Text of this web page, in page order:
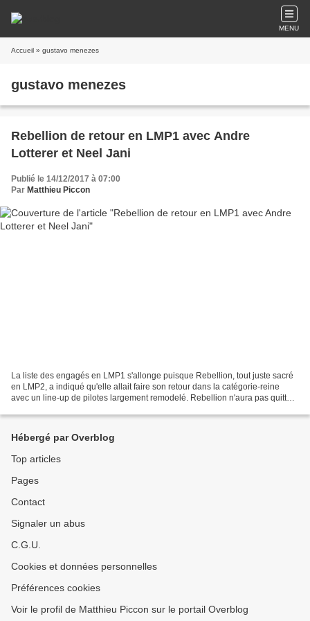
MENU
Accueil » gustavo menezes
gustavo menezes
Rebellion de retour en LMP1 avec Andre
Lotterer et Neel Jani
Publié le 14/12/2017 à 07:00
Par Matthieu Piccon
La liste des engagés en LMP1 s'allonge puisque Rebellion, tout juste sacré
en LMP2, a indiqué qu'elle allait faire son retour dans la catégorie-reine
avec un line-up de pilotes largement remodelé. Rebellion n'aura pas quitté
Hébergé par Overblog
Top articles
Pages
Contact
Signaler un abus
C.G.U.
Cookies et données personnelles
Préférences cookies
Voir le profil de Matthieu Piccon sur le portail Overblog